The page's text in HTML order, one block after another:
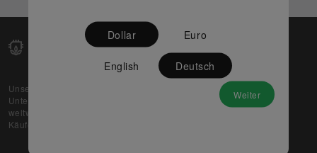
Unsere Web-Plattform unterstützt OEM- und EMS-
Unternehmen dabei, ihre überschüssigen Lagerbestände
weltweit zu verkaufen und gleichzeitig den potenziellen
Käufern beste Preise und Qualität zu bieten.
Partner
Dollar Euro
English Deutsch
Weiter